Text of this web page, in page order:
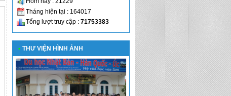
Tháng hiện tại : 164017
Tổng lượt truy cập : 71753383
• THƯ VIỆN HÌNH ẢNH